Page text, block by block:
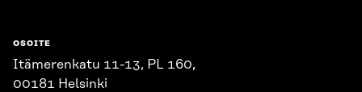
OSOITE
Itämerenkatu 11-13, PL 160,
00181 Helsinki